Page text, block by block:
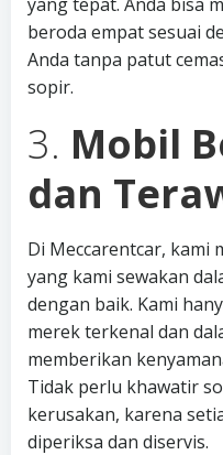
beroda empat sesuai
Anda tanpa patut
sopir.
3. Mobil
dan
Di Meccarentcar, kami
yang kami sewakan
dengan baik. Kami
merek terkenal dan
memberikan
Tidak perlu khawatir
kerusakan, karena
diperiksa dan diservis.